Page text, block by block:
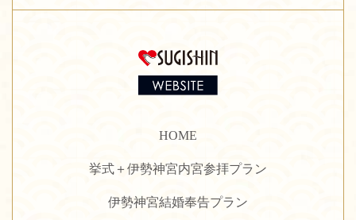
HOME
挙式＋伊勢神宮内宮参拝プラン
伊勢神宮結婚奉告プラン